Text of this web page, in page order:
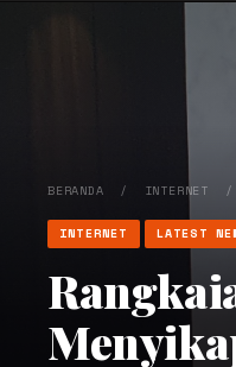
BERANDA / INTERNET
INTERNET LATEST